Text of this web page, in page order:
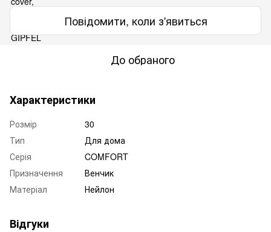
Повідомити, коли з'явиться
До обраного
Характеристики
Розмір
30
Тип
Для дома
Серія
COMFORT
Призначення
Венчик
Матеріал
Нейлон
Відгуки